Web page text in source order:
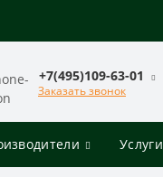
+7(495)109-63-01
Заказать звонок
Услуги